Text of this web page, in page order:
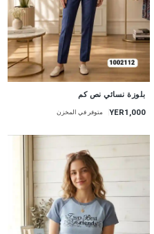
بلوزة نسائي نص كم
YER1,000 متوفر في المخزن